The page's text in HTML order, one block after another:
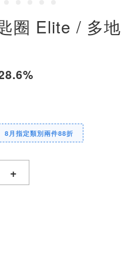
圈 Elite / 多地
8月指定類別兩件88折
+